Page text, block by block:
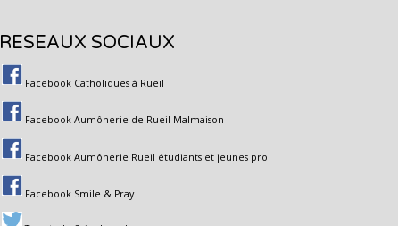
RESEAUX SOCIAUX
Facebook Catholiques à Rueil
Facebook Aumônerie de Rueil-Malmaison
Facebook Aumônerie Rueil étudiants et jeunes pro
Facebook Smile & Pray